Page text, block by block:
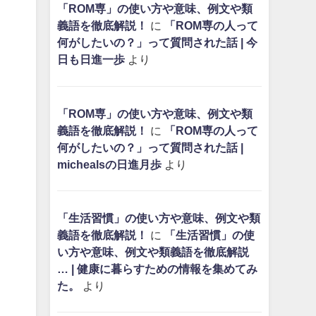
「ROM専」の使い方や意味、例文や類
義語を徹底解説！
に
「ROM専の人って
何がしたいの？」って質問された話 | 今
日も日進一歩より
「ROM専」の使い方や意味、例文や類
義語を徹底解説！
に
「ROM専の人って
何がしたいの？」って質問された話 |
michealsの日進月歩より
「生活習慣」の使い方や意味、例文や類
義語を徹底解説！
に
「生活習慣」の使
い方や意味、例文や類義語を徹底解説
… | 健康に暮らすための情報を集めてみ
た。
より